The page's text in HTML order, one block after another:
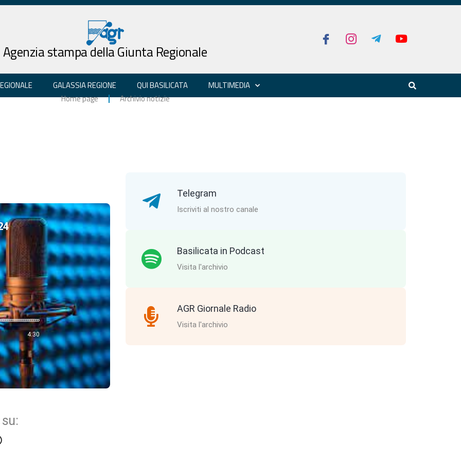
Agenzia stampa della Giunta Regionale
GALASSIA REGIONE QUI BASILICATA
MULTIMEDIA
Home page
Archivio notizie
4:30
Telegram
Iscriviti al nostro canale
Basilicata in Podcast
Visita l'archivio
AGR Giornale Radio
Visita l'archivio